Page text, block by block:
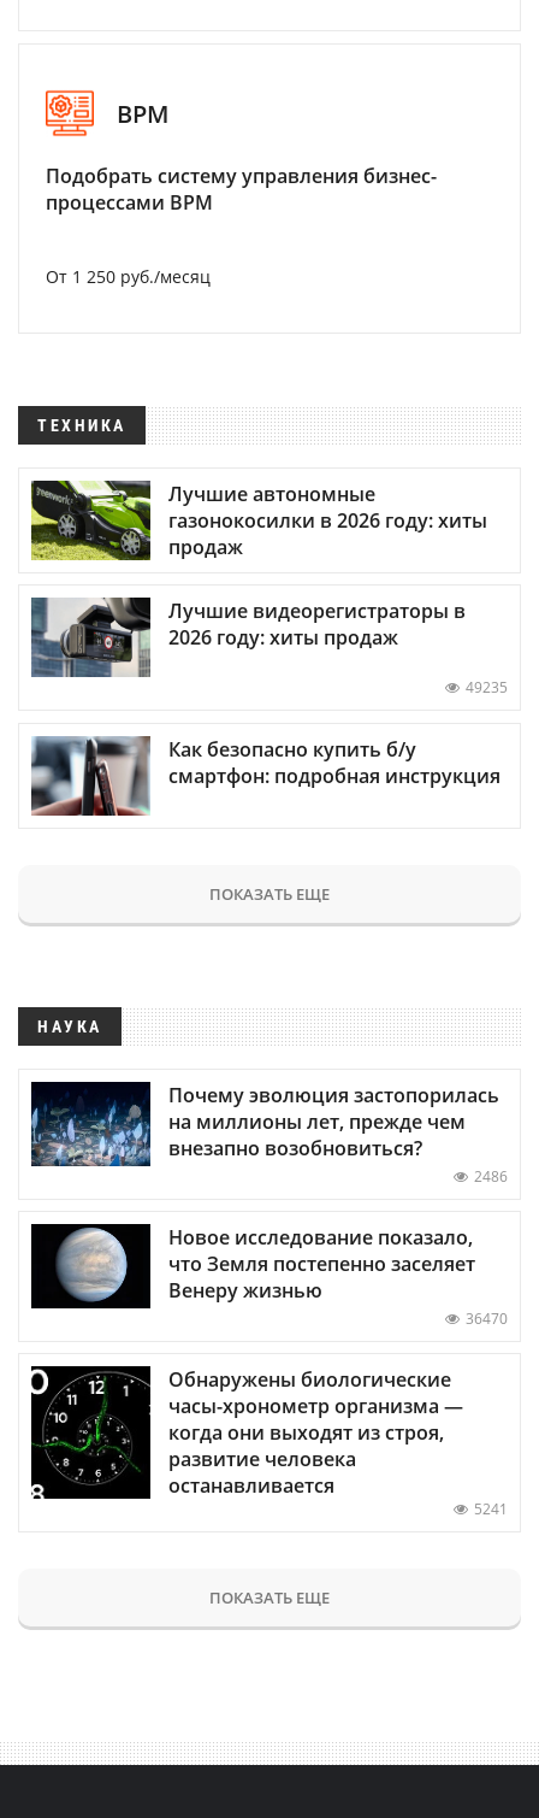
BPM
Подобрать систему управления бизнес-
процессами BPM
От 1 250 руб./месяц
ТЕХНИКА
Лучшие автономные
газонокосилки в 2026 году: хиты
продаж
Лучшие видеорегистраторы в
2026 году: хиты продаж
49235
Как безопасно купить б/у
смартфон: подробная инструкция
ПОКАЗАТЬ ЕЩЕ
НАУКА
Почему эволюция застопорилась
на миллионы лет, прежде чем
внезапно возобновиться?
2486
Новое исследование показало,
что Земля постепенно заселяет
Венеру жизнью
36470
Обнаружены биологические
часы-хронометр организма —
когда они выходят из строя,
развитие человека
останавливается
5241
ПОКАЗАТЬ ЕЩЕ